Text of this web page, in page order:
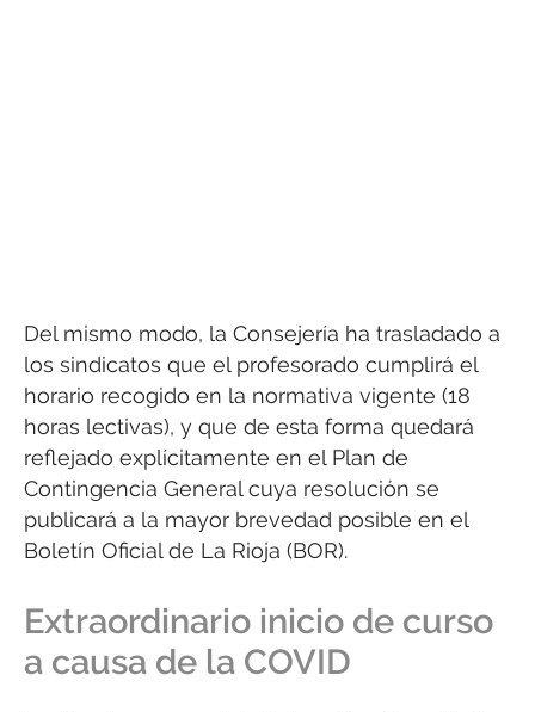
Del mismo modo, la Consejería ha trasladado a
los sindicatos que el profesorado cumplirá el
horario recogido en la normativa vigente (18
horas lectivas), y que de esta forma quedará
reflejado explícitamente en el Plan de
Contingencia General cuya resolución se
publicará a la mayor brevedad posible en el
Boletín Oficial de La Rioja (BOR).
Extraordinario inicio de curso
a causa de la COVID